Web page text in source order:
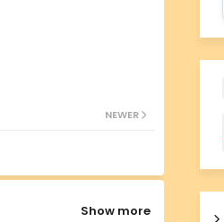
NEWER
Show more